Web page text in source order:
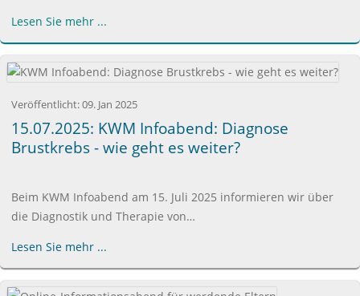
Lesen Sie mehr ...
Veröffentlicht:09. Jan 2025
15.07.2025: KWM Infoabend: Diagnose
Brustkrebs - wie geht es weiter?
Beim KWM Infoabend am 15. Juli 2025 informieren wir über
die Diagnostik und Therapie von…
Lesen Sie mehr ...